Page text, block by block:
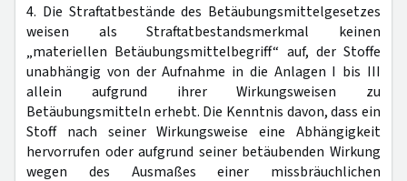
4. Die Straftatbestände des Betäubungsmittelgesetzes
weisen als Straftatbestandsmerkmal keinen
„materiellen Betäubungsmittelbegriff“ auf, der Stoffe
unabhängig von der Aufnahme in die Anlagen I bis III
allein aufgrund ihrer Wirkungsweisen zu
Betäubungsmitteln erhebt. Die Kenntnis davon, dass ein
Stoff nach seiner Wirkungsweise eine Abhängigkeit
hervorrufen oder aufgrund seiner betäubenden Wirkung
wegen des Ausmaßes einer missbräuchlichen